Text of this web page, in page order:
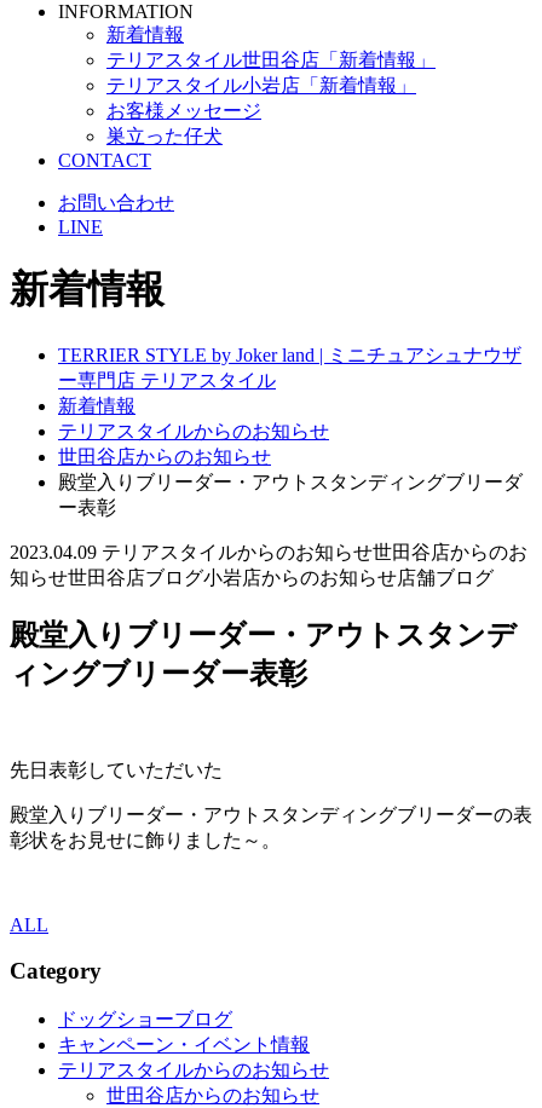
INFORMATION
新着情報
テリアスタイル世田谷店「新着情報」
テリアスタイル小岩店「新着情報」
お客様メッセージ
巣立った仔犬
CONTACT
お問い合わせ
LINE
新着情報
TERRIER STYLE by Joker land | ミニチュアシュナウザ
ー専門店 テリアスタイル
新着情報
テリアスタイルからのお知らせ
世田谷店からのお知らせ
殿堂入りブリーダー・アウトスタンディングブリーダ
ー表彰
2023.04.09 テリアスタイルからのお知らせ世田谷店からのお
知らせ世田谷店ブログ小岩店からのお知らせ店舗ブログ
殿堂入りブリーダー・アウトスタンデ
ィングブリーダー表彰
先日表彰していただいた
殿堂入りブリーダー・アウトスタンディングブリーダーの表
彰状をお見せに飾りました～。
ALL
Category
ドッグショーブログ
キャンペーン・イベント情報
テリアスタイルからのお知らせ
世田谷店からのお知らせ